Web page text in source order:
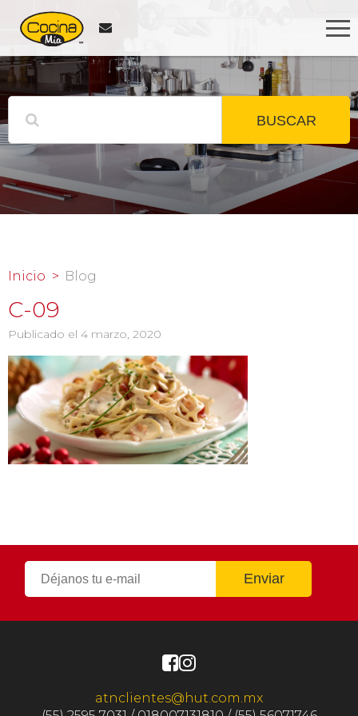
BUSCAR
Inicio Blog
C-09
Publicado el 4 marzo, 2020
atnclientes@hut.com.mx